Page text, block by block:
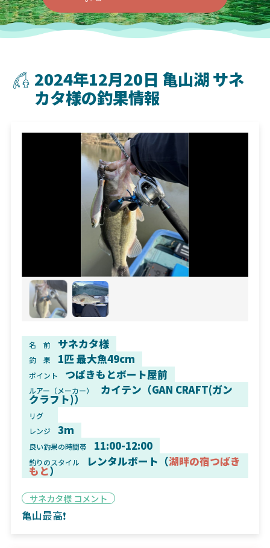
2024年12月20日 亀山湖 サネ
カタ様の釣果情報
名 前 サネカタ様
釣 果 1匹 最大魚49cm
ポイント つばきもとボート屋前
ルアー（メーカー） カイテン（GAN CRAFT(ガン
クラフト)）
リグ
レンジ
3m
良い釣果の時間帯 11:00-12:00
釣りのスタイル レンタルボート（湖畔の宿つばき
もと）
サネカタ様 コメント
亀山最高❗️